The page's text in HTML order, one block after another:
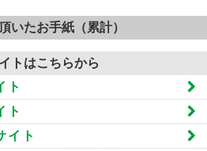
いたお手紙（累計）
トはこちらから
ト
ト
イト